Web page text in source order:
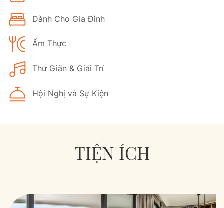
Dành Cho Gia Đình
Ẩm Thực
Thư Giãn & Giải Trí
Hội Nghị và Sự Kiện
TIỆN ÍCH